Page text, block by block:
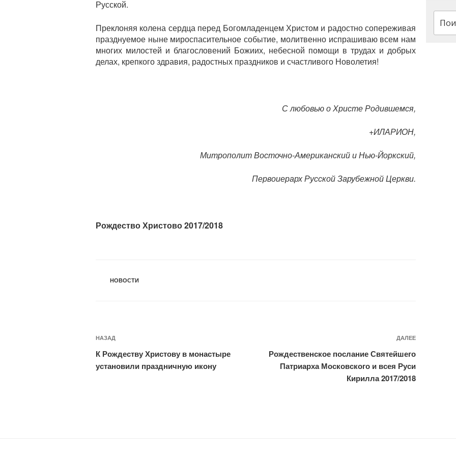
Русской.
Преклоняя колена сердца перед Богомладенцем Христом и радостно сопереживая
празднуемое ныне мироспасительное событие, молитвенно испрашиваю всем нам
многих милостей и благословений Божиих, небесной помощи в трудах и добрых
делах, крепкого здравия, радостных праздников и счастливого Новолетия!
С любовью о Христе Родившемся,
+ИЛАРИОН,
Митрополит Восточно-Американский и Нью-Йоркский,
Первоиерарх Русской Зарубежной Церкви.
Рождество Христово 2017/2018
РУБРИКИ
НОВОСТИ
Навигация
по
записям
Предыдущая
запись:
НАЗАД
К Рождеству Христову в монастыре
установили праздничную икону
ДАЛЕЕ
Рождественское послание Святейшего
Патриарха Московского и всея Руси
Кирилла 2017/2018